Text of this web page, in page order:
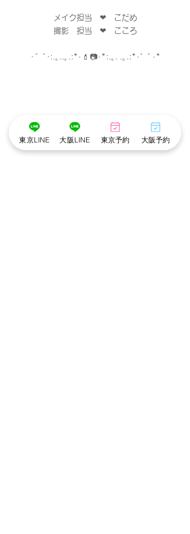
メイク担当　❤︎　こだめ
撮影　担当　❤︎　こころ
･゜ﾟ･ :.｡..｡.:*･ 💄 📷･ *:.｡. .｡.:*･゜ﾟ･*
東京LINE 大阪LINE 東京予約 大阪予約